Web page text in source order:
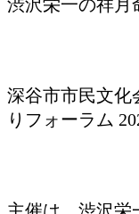
渋沢栄一の祥月
深谷市市民文化
りフォーラム